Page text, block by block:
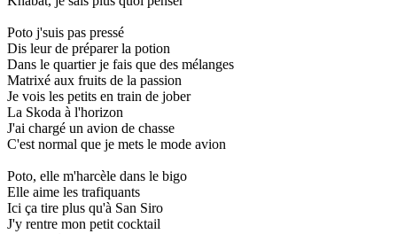
Poto j'suis pas pressé
Dis leur de préparer la potion
Dans le quartier je fais que des mélanges
Matrixé aux fruits de la passion
Je vois les petits en train de jober
La Skoda à l'horizon
J'ai chargé un avion de chasse
C'est normal que je mets le mode avion
Poto, elle m'harcèle dans le bigo
Elle aime les trafiquants
Ici ça tire plus qu'à San Siro
J'y rentre mon petit cocktail